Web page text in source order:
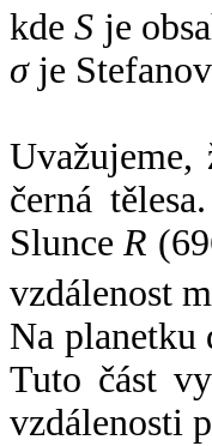
kdeS je
σje
černá
SlunceR
vzdálenost
Na planetku
Tuto část
vzdálenosti